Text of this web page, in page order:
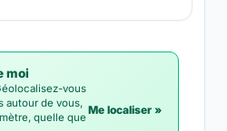
moi
vous
autour de vous,
quelle que
Me localiser »